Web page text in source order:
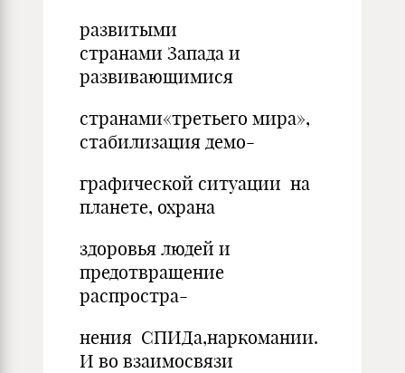
развитыми
странами Запада и
развивающимися
странами«третьего мира»,
стабилизация демо-
графической ситуации на
планете, охрана
здоровья людей и
предотвращение
распростра-
нения СПИДа,наркомании.
И во взаимосвязи